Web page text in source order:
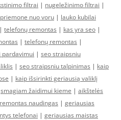
filtrai | nugeležinimo filtrai |
priemone nuo voru | lauko kubilai
| telefonų remontas | kas yra seo |
| telefonų remontas |
pardavimui | seo straipsniu
| seo straipsniu talpinimas | kaip
| kaip išsirinkti geriausią valiklį
smagiam žaidimui kieme | aikštelės
naudingas | geriausias
telefonai | geriausias maistas